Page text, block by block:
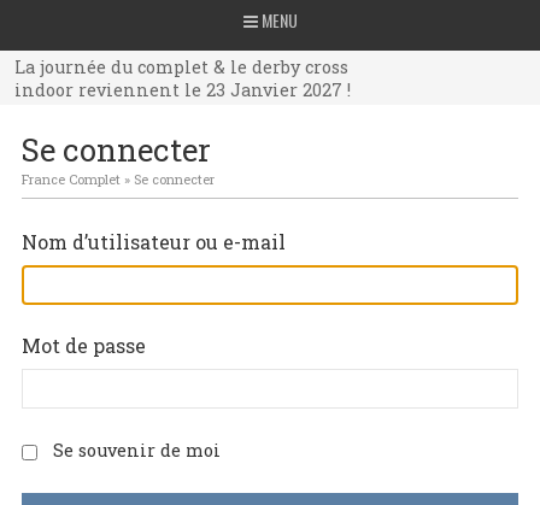
MENU
La journée du complet & le derby cross
indoor reviennent le 23 Janvier 2027 !
La journée du complet & le derby cross
indoor reviennent le 23 Janvier 2027 !
indoor reviennent le 23 Janvier 2027 !
Se connecter
France Complet» Se connecter
Nom d’utilisateur ou e-mail
Mot de passe
Se souvenir de moi